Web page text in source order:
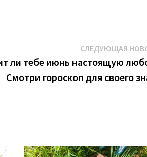
СЛЕДУЮЩАЯ
ли тебе июнь настоящую
Смотри гороскоп для своего